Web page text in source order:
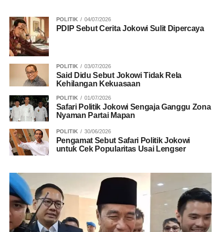
POLITIK 04/07/2026
PDIP Sebut Cerita Jokowi Sulit Dipercaya
POLITIK 03/07/2026
Said Didu Sebut Jokowi Tidak Rela
Kehilangan Kekuasaan
POLITIK 01/07/2026
Safari Politik Jokowi Sengaja Ganggu Zona
Nyaman Partai Mapan
POLITIK 30/06/2026
Pengamat Sebut Safari Politik Jokowi
untuk Cek Popularitas Usai Lengser